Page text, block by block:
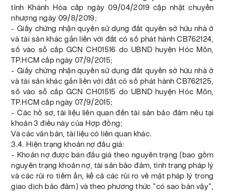
tỉnh Khánh Hòa cấp ngày 09/04/2019 cập nhật chuyển
nhượng ngày 09/8/2019;
- Giấy chứng nhận quyền sử dụng đất quyền sở hữu nhà ở
và tài sản khác gắn liền với đất có số phát hành CB762124,
số vào sổ cấp GCN CH01516 do UBND huyện Hóc Môn,
TP.HCM cấp ngày 07/9/2015;
- Giấy chứng nhận quyền sử dụng đất quyền sở hữu nhà ở
và tài sản khác gắn liền với đất có số phát hành CB762125,
số vào sổ cấp GCN CH01515 do UBND huyện Hóc Môn,
TP.HCM cấp ngày 07/9/2015;
- Các hồ sơ, tài liệu liên quan đến tài sản bảo đảm nêu tại
khoản 3 điều này của Hợp đồng;
Và các văn bản, tài liệu có liên quan khác.
3.4. Hiện trạng khoản nợ đấu giá:
- Khoản nợ được bán đấu giá theo nguyên trạng (bao gồm
nguyên trạng khoản nợ, tài sản bảo đảm, tình trạng pháp lý
và các rủi ro tiềm ẩn, kể cả các rủi ro về mặt pháp lý trong
giao dịch bảo đảm) và theo phương thức “có sao bán vậy”,